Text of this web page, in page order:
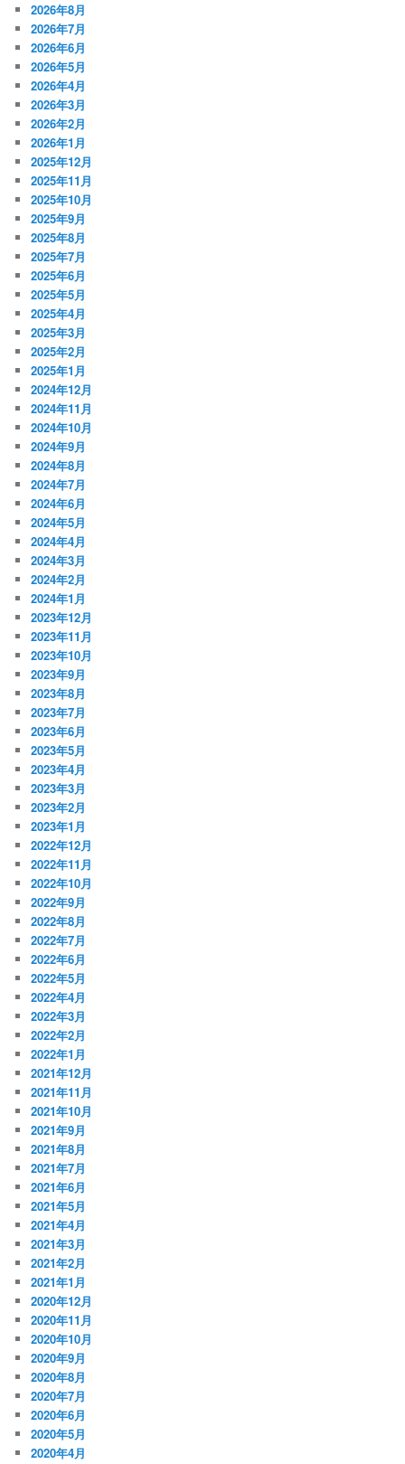
2026年8月
2026年7月
2026年6月
2026年5月
2026年4月
2026年3月
2026年2月
2026年1月
2025年12月
2025年11月
2025年10月
2025年9月
2025年8月
2025年7月
2025年6月
2025年5月
2025年4月
2025年3月
2025年2月
2025年1月
2024年12月
2024年11月
2024年10月
2024年9月
2024年8月
2024年7月
2024年6月
2024年5月
2024年4月
2024年3月
2024年2月
2024年1月
2023年12月
2023年11月
2023年10月
2023年9月
2023年8月
2023年7月
2023年6月
2023年5月
2023年4月
2023年3月
2023年2月
2023年1月
2022年12月
2022年11月
2022年10月
2022年9月
2022年8月
2022年7月
2022年6月
2022年5月
2022年4月
2022年3月
2022年2月
2022年1月
2021年12月
2021年11月
2021年10月
2021年9月
2021年8月
2021年7月
2021年6月
2021年5月
2021年4月
2021年3月
2021年2月
2021年1月
2020年12月
2020年11月
2020年10月
2020年9月
2020年8月
2020年7月
2020年6月
2020年5月
2020年4月